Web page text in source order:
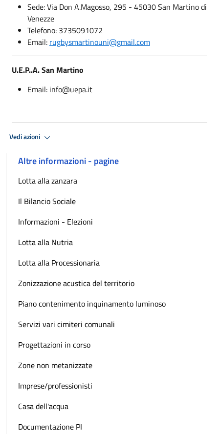
Sede: Via Don A.Magosso, 295 - 45030 San Martino di
Venezze
Telefono: 3735091072
Email: rugbysmartinouni@gmail.com
U.E.P..A. San Martino
Email: info@uepa.it
Vedi azioni
Altre informazioni - pagine
Lotta alla zanzara
Il Bilancio Sociale
Informazioni - Elezioni
Lotta alla Nutria
Lotta alla Processionaria
Zonizzazione acustica del territorio
Piano contenimento inquinamento luminoso
Servizi vari cimiteri comunali
Progettazioni in corso
Zone non metanizzate
Imprese/professionisti
Casa dell'acqua
Documentazione PI